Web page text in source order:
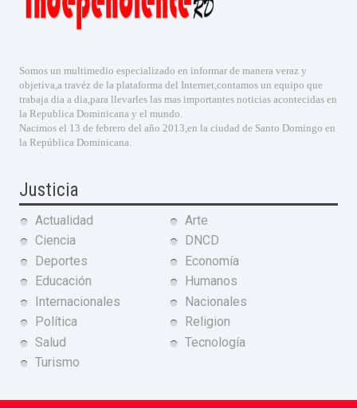
Somos un multimedio especializado en informar de manera veraz y
objetiva,a travéz de la plataforma del Internet,contamos un equipo que
trabaja dia a dia,para llevarles las mas importantes noticias acontecidas en
la Republica Dominicana y el mundo.
Nacimos el 13 de febrero del año 2013,en la ciudad de Santo Domingo en
la República Dominicana.
Justicia
Actualidad
Arte
Ciencia
DNCD
Deportes
Economía
Educación
Humanos
Internacionales
Nacionales
Política
Religion
Salud
Tecnología
Turismo